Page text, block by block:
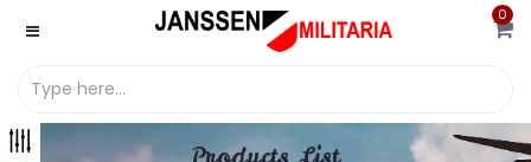
0
Products List